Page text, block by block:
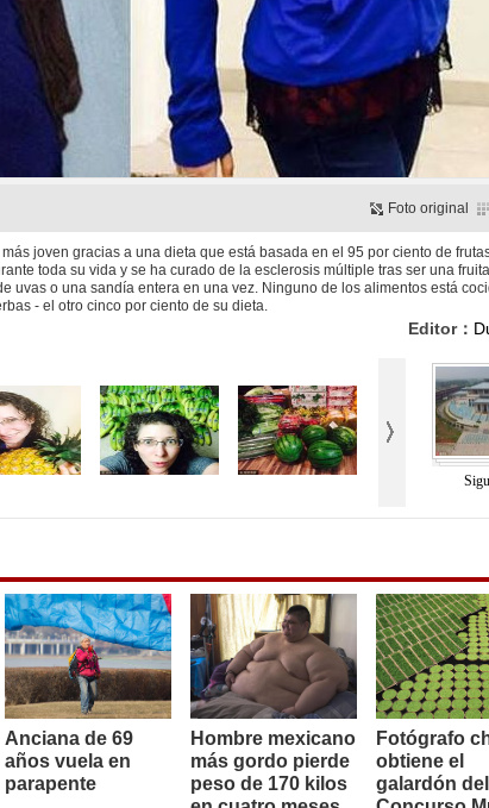
Foto original
joven gracias a una dieta que está basada en el 95 por ciento de
toda su vida y se ha curado de la esclerosis múltiple tras ser una
o una sandía entera en una vez. Ninguno de los alimentos está
- el otro cinco por ciento de su dieta.
Editor：
Anciana de 69
años vuela en
parapente
Hombre mexicano
más gordo pierde
peso de 170 kilos
Fotógrafo
obtiene el
galardón del